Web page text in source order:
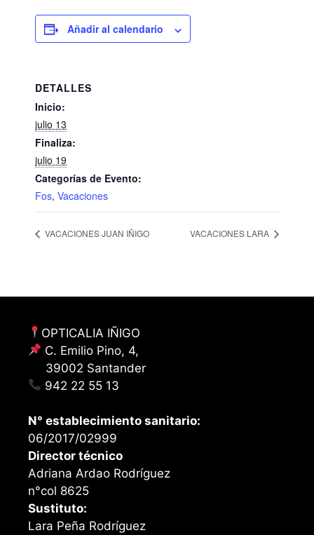
Añadir al calendario
DETALLES
Inicio:
julio 13
Finaliza:
julio 19
Categorías de Evento:
Fos, Vacaciones
VACACIONES JUAN IÑIGO VACACIONES LARA
OPTICALIA IÑIGO
C. Emilio Pino, 4,
39002 Santander
942 22 55 13
N° establecimiento sanitario:
06/2017/02999
Director técnico
Adriana Ardao Rodríguez
n°col 8625
Sustituto:
Lara Peña Rodríguez